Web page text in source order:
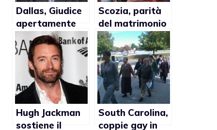
Dallas, Giudice
apertamente
gay rifiuta di
sposare coppie
eterosessuali
finché il
matrimonio gay
sia legale
Scozia, parità
del matrimonio
gay entro il
2013
Hugh Jackman
sostiene il
South Carolina,
coppie gay in